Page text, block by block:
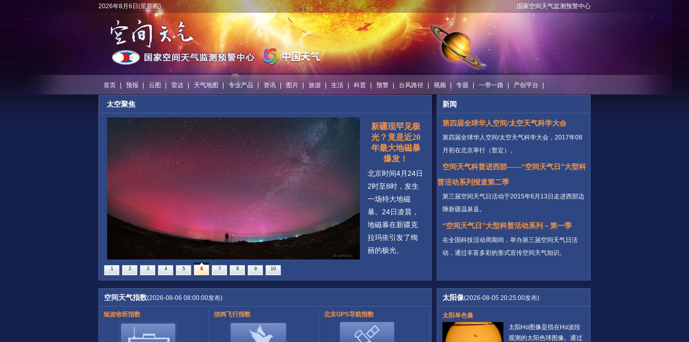
2026年8月6日(星期四) 国家空间天气监测预警中心
首页 预报 云图 雷达 天气地图 专业产品 资讯 图片 旅游 生活 科普 预警 台风路径 视频 专题 一带一路 产创平台
太空聚焦
1 2 3 4 5 6 7 8 9 10
新疆现罕见极
光？竟是近20
年最大地磁暴
爆发！
北京时间4月24日
2时至8时，发生
一场特大地磁
暴。24日凌晨，
地磁暴在新疆克
拉玛依引发了绚
丽的极光。
空间天气指数(2026-08-06 08:00:00发布)
短波收听指数 信鸽飞行指数 北京GPS导航指数
新闻
第四届全球华人空间/太空天气科学大会
第四届全球华人空间/太空天气科学大会，2017年08
月初在北京举行（暂定）。
空间天气科普进西部——“空间天气日”大型科
普活动系列报道第二季
第三届空间天气日活动于2015年6月13日走进西部边
陲新疆温泉县。
“空间天气日”大型科普活动系列－第一季
在全国科技活动周期间，举办第三届空间天气日活
动，通过丰富多彩的形式宣传空间天气知识。
太阳像(2026-08-05 20:25:00发布)
太阳单色像
太阳Hα图像是指在Hα波段
观测的太阳色球图像。通过